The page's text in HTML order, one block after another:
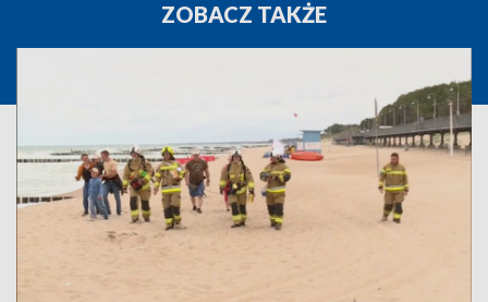
ZOBACZ TAKŻE